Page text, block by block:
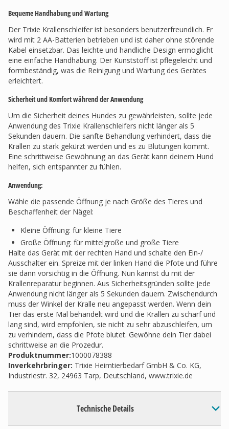
Bequeme Handhabung und Wartung
Der Trixie Krallenschleifer ist besonders benutzerfreundlich. Er
wird mit 2 AA-Batterien betrieben und ist daher ohne störende
Kabel einsetzbar. Das leichte und handliche Design ermöglicht
eine einfache Handhabung. Der Kunststoff ist pflegeleicht und
formbeständig, was die Reinigung und Wartung des Gerätes
erleichtert.
Sicherheit und Komfort während der Anwendung
Um die Sicherheit deines Hundes zu gewährleisten, sollte jede
Anwendung des Trixie Krallenschleifers nicht länger als 5
Sekunden dauern. Die sanfte Behandlung verhindert, dass die
Krallen zu stark gekürzt werden und es zu Blutungen kommt.
Eine schrittweise Gewöhnung an das Gerät kann deinem Hund
helfen, sich entspannter zu fühlen.
Anwendung:
Wähle die passende Öffnung je nach Größe des Tieres und
Beschaffenheit der Nägel:
Kleine Öffnung: für kleine Tiere
Große Öffnung: für mittelgroße und große Tiere
Halte das Gerät mit der rechten Hand und schalte den Ein-/
Ausschalter ein. Spreize mit der linken Hand die Pfote und führe
sie dann vorsichtig in die Öffnung. Nun kannst du mit der
Krallenreparatur beginnen. Aus Sicherheitsgründen sollte jede
Anwendung nicht länger als 5 Sekunden dauern. Zwischendurch
muss der Winkel der Kralle neu angepasst werden. Wenn dein
Tier das erste Mal behandelt wird und die Krallen zu scharf und
lang sind, wird empfohlen, sie nicht zu sehr abzuschleifen, um
zu verhindern, dass die Pfote blutet. Gewöhne dein Tier dabei
schrittweise an die Prozedur.
Produktnummer:1000078388
Inverkehrbringer: Trixie Heimtierbedarf GmbH & Co. KG,
Industriestr. 32, 24963 Tarp, Deutschland, www.trixie.de
Technische Details